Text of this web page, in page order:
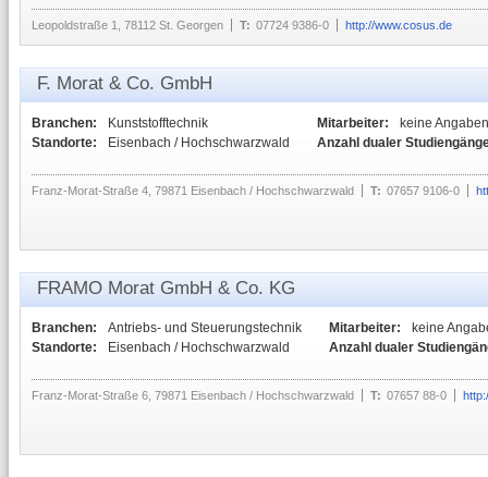
Leopoldstraße 1, 78112 St. Georgen T: 07724 9386-0 http://www.cosus.de
F. Morat & Co. GmbH
Branchen:
Kunststofftechnik
Standorte:
Eisenbach / Hochschwarzwald
Mitarbeiter:
keine Angaben
Anzahl dualer
Franz-Morat-Straße 4, 79871 Eisenbach / Hochschwarzwald T: 07657 9106-0
FRAMO Morat GmbH & Co. KG
Branchen:
Antriebs- und Steuerungstechnik
Standorte:
Eisenbach / Hochschwarzwald
Mitarbeiter:
keine
Anzahl dualer
Franz-Morat-Straße 6, 79871 Eisenbach / Hochschwarzwald T: 07657 88-0